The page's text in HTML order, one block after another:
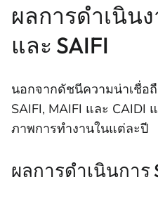
ผลการดําเนิน
และ SAIFI
นอกจากดัชนีความน่าเชื่อ
SAIFI, MAIFI และ CAIDI
ภาพการทํางานในแต่ละปี
ผลการดําเนินการ